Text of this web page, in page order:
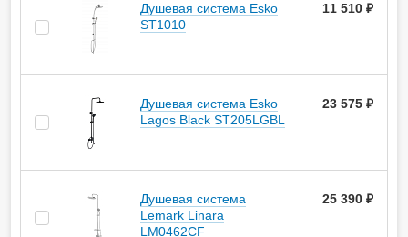
Душевая система Esko
ST1010
11 510
Душевая система Esko
Lagos Black ST205LGBL
23 575
Душевая система
Lemark Linara
LM0462CF
25 390